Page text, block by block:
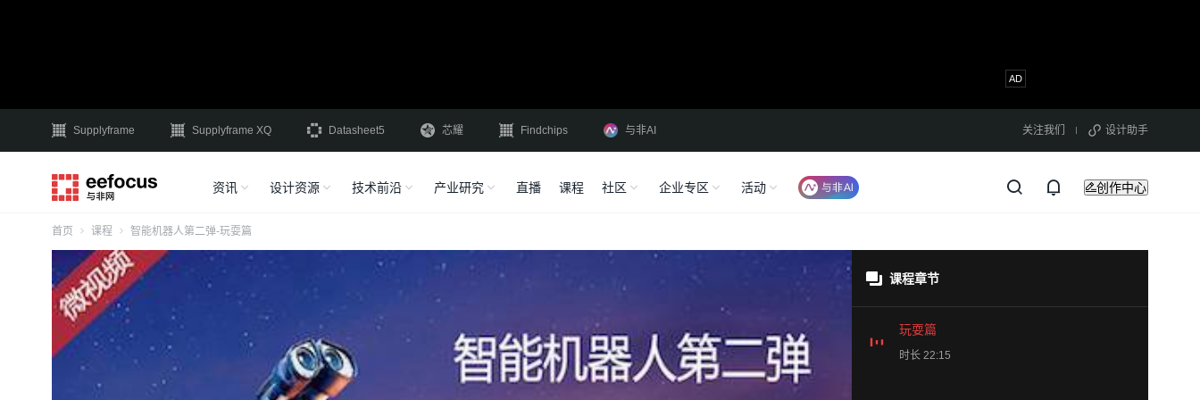
Supplyframe Supplyframe XQ Datasheet5 芯耀 Findchips 与非AI 关注我们 设计助手
资讯 设计资源 技术前沿 产业研究 直播 课程 社区 企业专区 活动 创作中心
首页 课程 智能机器人第二弹-玩耍篇
课程章节
玩耍篇
时长 22:15